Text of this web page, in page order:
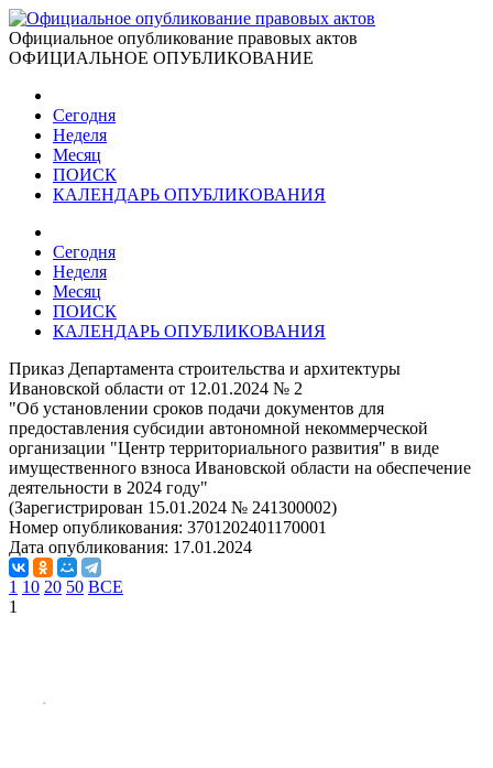
Официальное опубликование правовых актов
ОФИЦИАЛЬНОЕ ОПУБЛИКОВАНИЕ
Сегодня
Неделя
Месяц
ПОИСК
КАЛЕНДАРЬ ОПУБЛИКОВАНИЯ
Сегодня
Неделя
Месяц
ПОИСК
КАЛЕНДАРЬ ОПУБЛИКОВАНИЯ
Приказ Департамента строительства и архитектуры
Ивановской области от 12.01.2024 № 2
"Об установлении сроков подачи документов для
предоставления субсидии автономной некоммерческой
организации "Центр территориального развития" в виде
имущественного взноса Ивановской области на обеспечение
деятельности в 2024 году"
(Зарегистрирован 15.01.2024 № 241300002)
Номер опубликования: 3701202401170001
Дата опубликования: 17.01.2024
1 10 20 50 ВСЕ
1